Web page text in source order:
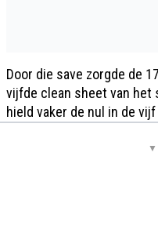
Door die save zorgde de
vijfde clean sheet van het
hield vaker de nul in de
▼